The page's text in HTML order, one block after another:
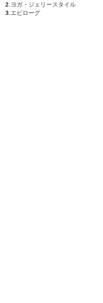
2 .ヨガ・ジェリースタイル
3 .エピローグ